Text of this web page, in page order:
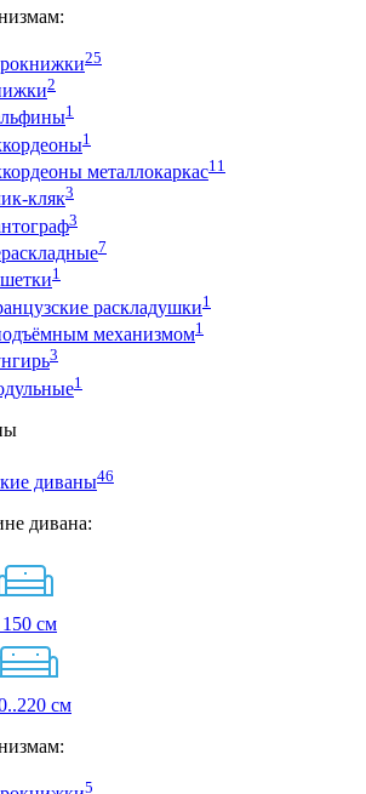
25
2
1
1
металлокаркас11
кляк3
3
7
1
раскладушки1
механизмом1
3
1
диваны46
дивана:
см
см
5